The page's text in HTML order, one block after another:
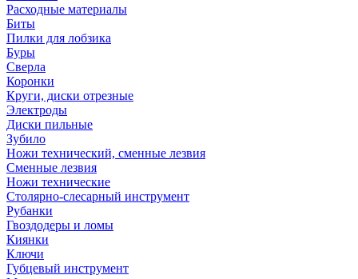
Расходные материалы
Биты
Пилки для лобзика
Буры
Сверла
Коронки
Круги, диски отрезные
Электроды
Диски пильные
Зубило
Ножи технический, сменные лезвия
Сменные лезвия
Ножи технические
Столярно-слесарный инструмент
Рубанки
Гвоздодеры и ломы
Киянки
Ключи
Губцевый инструмент